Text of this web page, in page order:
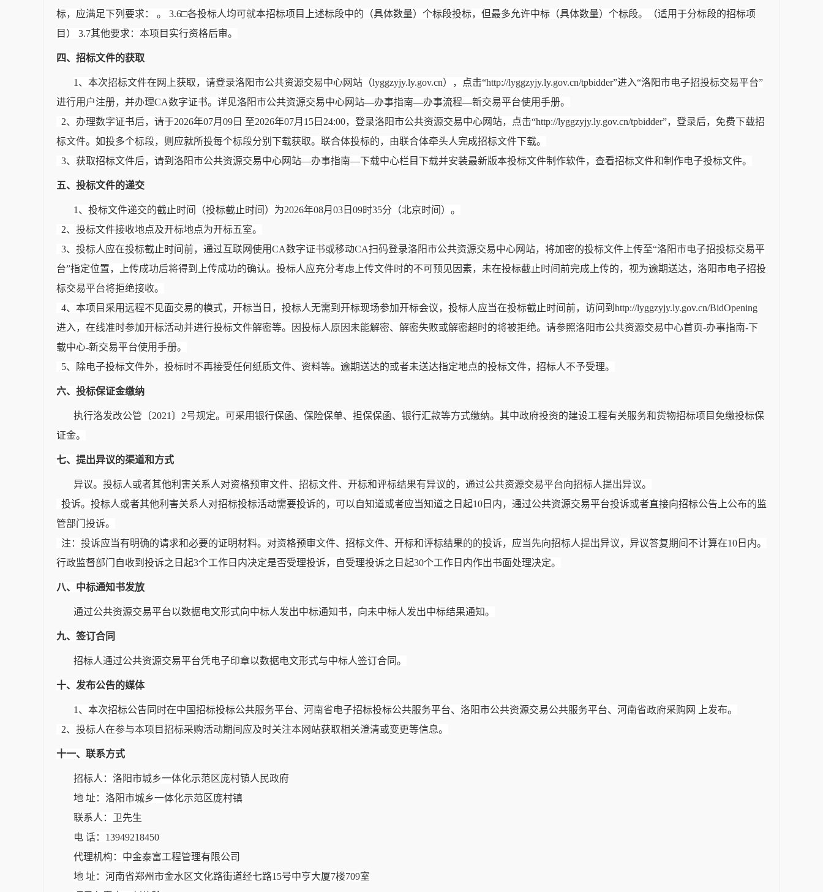
标，应满足下列要求： 。 3.6□各投标人均可就本招标项目上述标段中的（具体数量）个标段投标，但最多允许中标（具体数量）个标段。（适用于分标段的招标项
目） 3.7其他要求：本项目实行资格后审。
四、招标文件的获取
1 、本次招标文件在网上获取，请登录洛阳市公共资源交易中心网站（lyggzyjy.ly.gov.cn），点击“http://lyggzyjy.ly.gov.cn/tpbidder”进入“洛阳市电子招投标交易平台”
进行用户注册，并办理CA数字证书。详见洛阳市公共资源交易中心网站—办事指南—办事流程—新交易平台使用手册。
2、办理数字证书后，请于2026年07月09日 至2026年07月15日24:00，登录洛阳市公共资源交易中心网站，点击“http://lyggzyjy.ly.gov.cn/tpbidder”，登录后，免费下载招
标文件。如投多个标段，则应就所投每个标段分别下载获取。联合体投标的，由联合体牵头人完成招标文件下载。
3、获取招标文件后，请到洛阳市公共资源交易中心网站—办事指南—下载中心栏目下载并安装最新版本投标文件制作软件，查看招标文件和制作电子投标文件。
五、投标文件的递交
1、投标文件递交的截止时间（投标截止时间）为2026年08月03日09时35分 （北京时间 ） 。
2、投标文件接收地点及开标地点为开标五室。
3、投标人应在投标截止时间前，通过互联网使用CA数字证书或移动CA扫码登录洛阳市公共资源交易中心网站，将加密的投标文件上传至“洛阳市电子招投标交易平
台”指定位置，上传成功后将得到上传成功的确认。投标人应充分考虑上传文件时的不可预见因素，未在投标截止时间前完成上传的，视为逾期送达，洛阳市电子招投
标交易平台将拒绝接收。
4、本项目采用远程不见面交易的模式，开标当日，投标人无需到开标现场参加开标会议，投标人应当在投标截止时间前，访问到http://lyggzyjy.ly.gov.cn/BidOpening
进入，在线准时参加开标活动并进行投标文件解密等。因投标人原因未能解密、解密失败或解密超时的将被拒绝。请参照洛阳市公共资源交易中心首页-办事指南-下
载中心-新交易平台使用手册。
5、除电子投标文件外，投标时不再接受任何纸质文件、资料等。逾期送达的或者未送达指定地点的投标文件，招标人不予受理。
六、投标保证金缴纳
执行洛发改公管〔2021〕2号规定。可采用银行保函、保险保单、担保保函、银行汇款等方式缴纳。其中政府投资的建设工程有关服务和货物招标项目免缴投标保
证金。
七、提出异议的渠道和方式
异议。投标人或者其他利害关系人对资格预审文件、招标文件、开标和评标结果有异议的，通过公共资源交易平台向招标人提出异议。
投诉。投标人或者其他利害关系人对招标投标活动需要投诉的，可以自知道或者应当知道之日起10日内，通过公共资源交易平台投诉或者直接向招标公告上公布的监
管部门投诉。
注：投诉应当有明确的请求和必要的证明材料。对资格预审文件、招标文件、开标和评标结果的的投诉，应当先向招标人提出异议，异议答复期间不计算在10日内。
行政监督部门自收到投诉之日起3个工作日内决定是否受理投诉，自受理投诉之日起30个工作日内作出书面处理决定。
八、中标通知书发放
通过公共资源交易平台以数据电文形式向中标人发出中标通知书，向未中标人发出中标结果通知。
九、签订合同
招标人通过公共资源交易平台凭电子印章以数据电文形式与中标人签订合同。
十、发布公告的媒体
1、本次招标公告同时在中国招标投标公共服务平台、河南省电子招标投标公共服务平台、洛阳市公共资源交易公共服务平台、河南省政府采购网 上发布。
2、投标人在参与本项目招标采购活动期间应及时关注本网站获取相关澄清或变更等信息。
十一、联系方式
招标人：洛阳市城乡一体化示范区庞村镇人民政府
地 址：洛阳市城乡一体化示范区庞村镇
联系人：卫先生
电 话： 13949218450
代理机构：中金泰富工程管理有限公司
地 址：河南省郑州市金水区文化路街道经七路15号中亨大厦7楼709室